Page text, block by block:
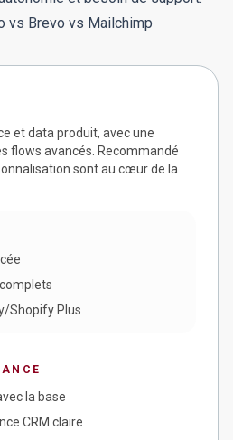
vs Brevo vs Mailchimp
et data produit, avec une
flows avancés. Recommandé
sont au cœur de la
Shopify Plus
la base
CRM claire